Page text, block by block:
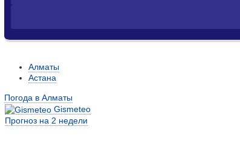
Алматы
Астана
Погода в Алматы
Gismeteo
Прогноз на 2 недели